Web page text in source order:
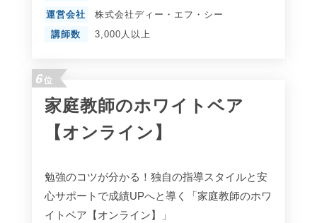
運営会社
株式会社ディー・エフ・シー
講師数
3,000人以上
6位
家庭教師のホワイトベア
【オンライン】
勉強のコツが分かる！独自の指導スタイルと安
心サポートで成績UPへと導く「家庭教師のホワ
イトベア【オンライン】」